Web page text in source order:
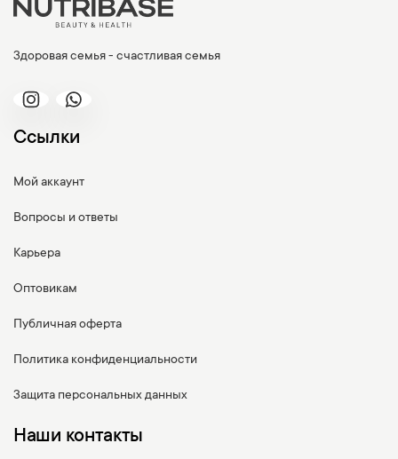
Здоровая семья - счастливая семья
Ссылки
Мой аккаунт
Вопросы и ответы
Карьера
Оптовикам
Публичная оферта
Политика конфиденциальности
Защита персональных данных
Наши контакты